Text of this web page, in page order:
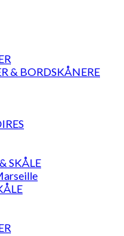
& BORDSKÅNERE
SKÅLE